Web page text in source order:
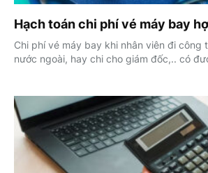
Hạch toán chi phí vé máy bay
Chi phí vé máy bay khi nhân viên đi công
nước ngoài, hay chi cho giám đốc,.. có